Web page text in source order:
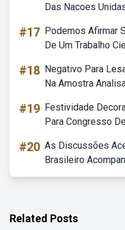
Das Nacoes
#17 Podemos Afirmar
De Um Trabalho
#18 Negativo Para
Na Amostra
#19 Festividade
Para Congresso
#20 As Discussões
Brasileiro
Related Posts